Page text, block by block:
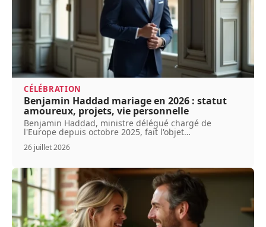
CÉLÉBRATION
Benjamin Haddad mariage en 2026 : statut
amoureux, projets, vie personnelle
Benjamin Haddad, ministre délégué chargé de
l'Europe depuis octobre 2025, fait l'objet…
26 juillet 2026